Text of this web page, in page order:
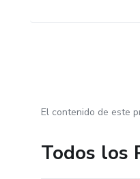
El contenido de este
Todos los